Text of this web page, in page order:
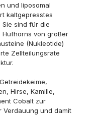
und liposomal
kaltgepresstes
Sie sind für die
Hufhorns von großer
(Nukleotide)
Zellteilungsrate
Hirse, Kamille,
Cobalt zur
Verdauung und damit